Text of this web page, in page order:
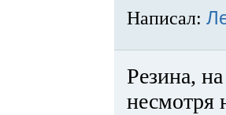
Написал:
Резина,
несмотря